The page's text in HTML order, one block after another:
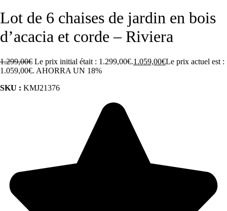
Lot de 6 chaises de jardin en bois
d’acacia et corde – Riviera
1.299,00€ Le prix initial était : 1.299,00€.1.059,00€Le prix actuel est :
1.059,00€. AHORRA UN 18%
SKU : KMJ21376